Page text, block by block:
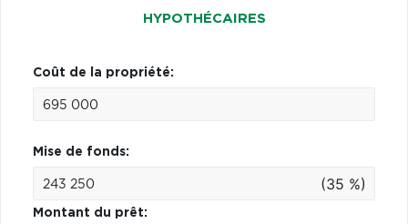
HYPOTHÉCAIRES
Coût de la propriété:
Mise de fonds:
(35 %)
Montant du prêt: